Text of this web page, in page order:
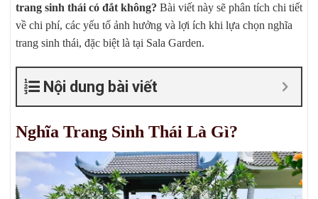
trang sinh thái có đắt không? Bài viết này sẽ phân tích chi tiết
về chi phí, các yếu tố ảnh hưởng và lợi ích khi lựa chọn nghĩa
trang sinh thái, đặc biệt là tại Sala Garden.
Nội dung bài viết
Nghĩa Trang Sinh Thái Là Gì?